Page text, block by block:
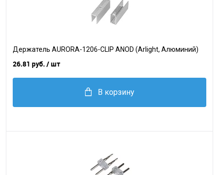
Держатель AURORA-1206-CLIP ANOD (Arlight, Алюминий)
26.81 руб. / шт
В корзину